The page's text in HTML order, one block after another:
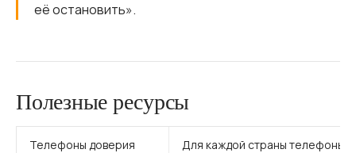
её остановить».
Полезные ресурсы
Телефоны доверия
Для каждой страны телефоны